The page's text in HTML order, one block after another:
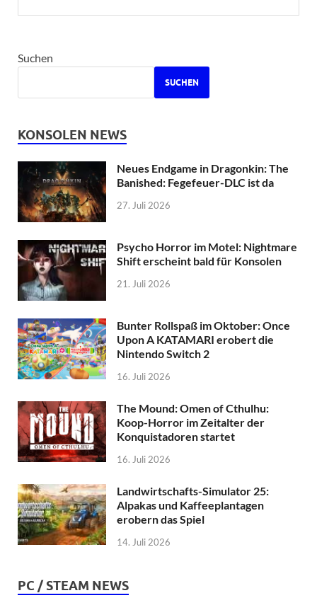
Suchen
SUCHEN
KONSOLEN NEWS
Neues Endgame in Dragonkin: The
Banished: Fegefeuer-DLC ist da
27. Juli 2026
Psycho Horror im Motel: Nightmare
Shift erscheint bald für Konsolen
21. Juli 2026
Bunter Rollspaß im Oktober: Once
Upon A KATAMARI erobert die
Nintendo Switch 2
16. Juli 2026
The Mound: Omen of Cthulhu:
Koop-Horror im Zeitalter der
Konquistadoren startet
16. Juli 2026
Landwirtschafts-Simulator 25:
Alpakas und Kaffeeplantagen
erobern das Spiel
14. Juli 2026
PC / STEAM NEWS